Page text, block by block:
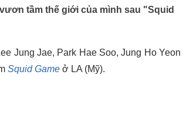
tầm thế giới của mình sau "Squid
Jung Jae, Park Hae Soo, Jung Ho Yeon
Squid Game ở LA (Mỹ).